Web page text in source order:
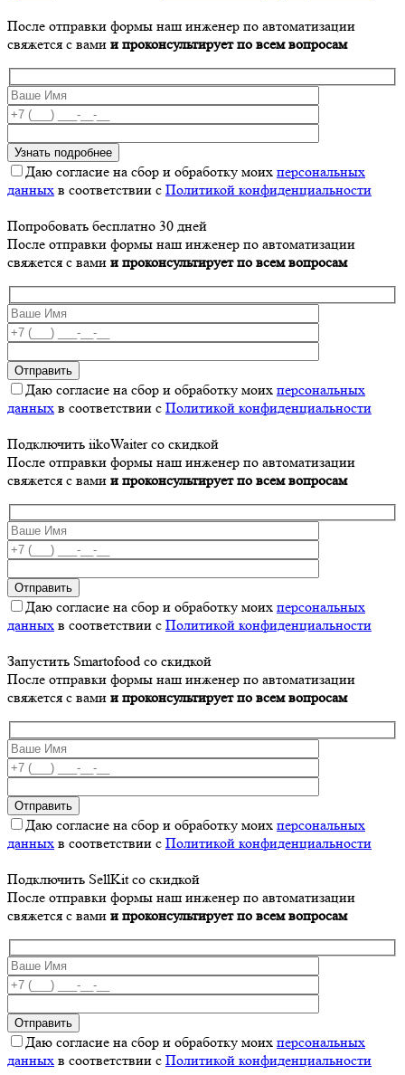
После отправки формы наш инженер по автоматизации
свяжется с вами и проконсультирует по всем вопросам
Даю согласие на сбор и обработку моих персональных
данных в соответствии с Политикой конфиденциальности
Попробовать бесплатно 30 дней
После отправки формы наш инженер по автоматизации
свяжется с вами и проконсультирует по всем вопросам
Даю согласие на сбор и обработку моих персональных
данных в соответствии с Политикой конфиденциальности
Подключить iikoWaiter со скидкой
После отправки формы наш инженер по автоматизации
свяжется с вами и проконсультирует по всем вопросам
Даю согласие на сбор и обработку моих персональных
данных в соответствии с Политикой конфиденциальности
Запустить Smartofood со скидкой
После отправки формы наш инженер по автоматизации
свяжется с вами и проконсультирует по всем вопросам
Даю согласие на сбор и обработку моих персональных
данных в соответствии с Политикой конфиденциальности
Подключить SellKit со скидкой
После отправки формы наш инженер по автоматизации
свяжется с вами и проконсультирует по всем вопросам
Даю согласие на сбор и обработку моих персональных
данных в соответствии с Политикой конфиденциальности